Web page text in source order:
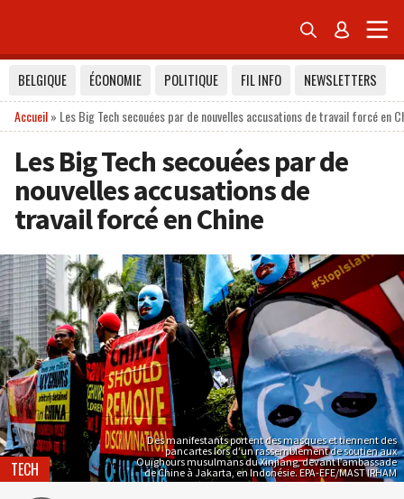
 
BELGIQUE ÉCONOMIE POLITIQUE FIL INFO
NEWSLETTERS
Accueil» Les Big Tech secouées par de nouvelles accusations de travail forcé en
Les Big Tech secouées par de
nouvelles accusations de
travail forcé en Chine
Des manifestants portent des masques et tiennent des
pancartes lors d’un rassemblement de soutien aux
Ouïghours musulmans du Xinjiang, devant l’ambassade
de Chine à Jakarta, en Indonésie. EPA-EFE/MAST IRHAM
TECH